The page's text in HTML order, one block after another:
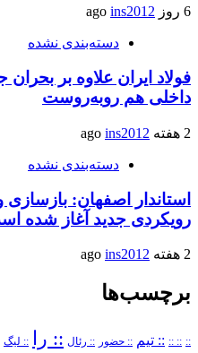
6 روز ago ins2012
دسته‌بندی نشده
فولاد ایران علاوه بر
داخلی هم روبه‌روست
2 هفته ago ins2012
دسته‌بندی نشده
استاندار اصفهان:
رویکردی جدید آغاز شده
2 هفته ago ins2012
برچسب‌ها
::
:: :: :: تیم :: حضور :: رئال :: را :: لیگ